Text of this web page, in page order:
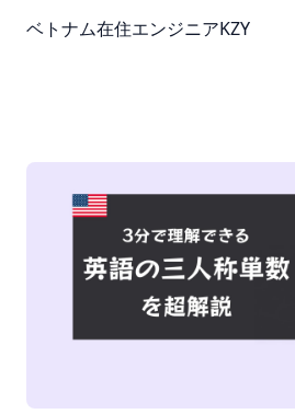
ベトナム在住エンジニアKZY